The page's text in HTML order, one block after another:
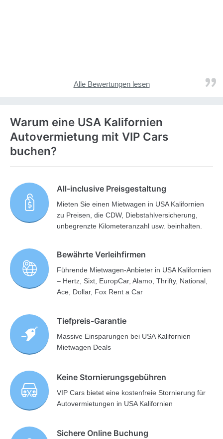
Alle Bewertungen lesen
Warum eine USA Kalifornien
Autovermietung mit VIP Cars
buchen?
All-inclusive Preisgestaltung
Mieten Sie einen Mietwagen in USA Kalifornien
zu Preisen, die CDW, Diebstahlversicherung,
unbegrenzte Kilometeranzahl usw. beinhalten.
Bewährte Verleihfirmen
Führende Mietwagen-Anbieter in USA Kalifornien
– Hertz, Sixt, EuropCar, Alamo, Thrifty, National,
Ace, Dollar, Fox Rent a Car
Tiefpreis-Garantie
Massive Einsparungen bei USA Kalifornien
Mietwagen Deals
Keine Stornierungsgebühren
VIP Cars bietet eine kostenfreie Stornierung für
Autovermietungen in USA Kalifornien
Sichere Online Buchung